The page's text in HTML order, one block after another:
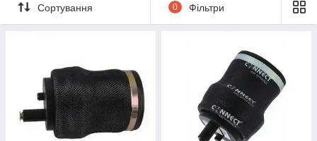
Сортування 0 Фільтри